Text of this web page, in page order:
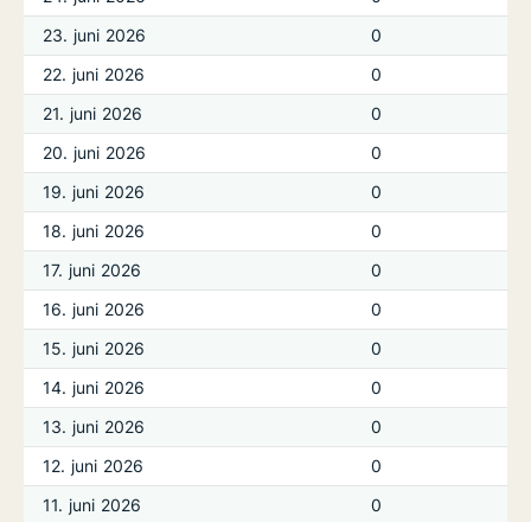
23. juni 2026
0
22. juni 2026
0
21. juni 2026
0
20. juni 2026
0
19. juni 2026
0
18. juni 2026
0
17. juni 2026
0
16. juni 2026
0
15. juni 2026
0
14. juni 2026
0
13. juni 2026
0
12. juni 2026
0
11. juni 2026
0